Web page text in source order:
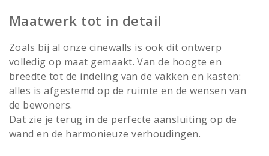
Maatwerk tot in detail
Zoals bij al onze cinewalls is ook dit ontwerp
volledig op maat gemaakt. Van de hoogte en
breedte tot de indeling van de vakken en kasten:
alles is afgestemd op de ruimte en de wensen van
de bewoners.
Dat zie je terug in de perfecte aansluiting op de
wand en de harmonieuze verhoudingen.